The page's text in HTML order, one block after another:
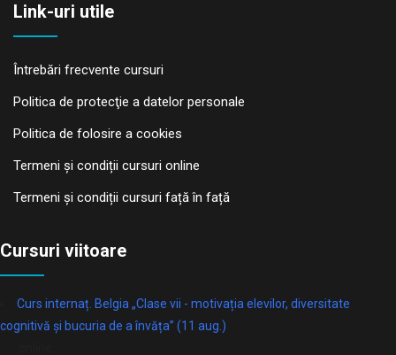
Link-uri utile
Întrebări frecvente cursuri
Politica de protecţie a datelor personale
Politica de folosire a cookies
Termeni și condiții cursuri online
Termeni și condiții cursuri față în față
Cursuri viitoare
Curs internaț. Belgia „Clase vii - motivația elevilor, diversitate
cognitivă și bucuria de a învăța” (11 aug.)